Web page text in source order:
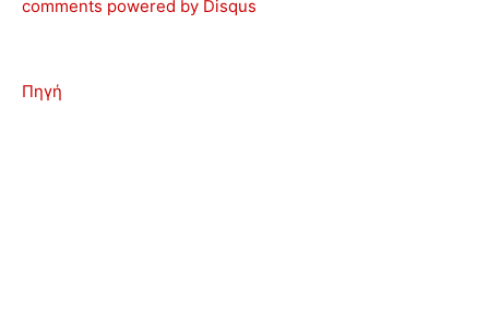
comments powered by Disqus
Πηγή